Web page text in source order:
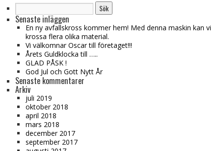
Sök
efter:
Senaste inläggen
En ny avfallskross kommer hem! Med denna maskin kan vi
krossa flera olika material.
Vi välkomnar Oscar till företaget!!!
Årets Guldklocka till …..
GLAD PÅSK !
God Jul och Gott Nytt År
Senaste kommentarer
Arkiv
juli 2019
oktober 2018
april 2018
mars 2018
december 2017
september 2017